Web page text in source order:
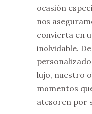
ocasión
nos
convierta en
inolvidable.
lujo, nuestro
momentos
atesoren por